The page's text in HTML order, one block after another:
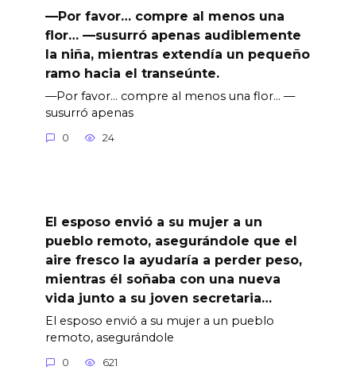
—Por favor… compre al menos una
flor… —susurró apenas audiblemente
la niña, mientras extendía un pequeño
ramo hacia el transeúnte.
—Por favor… compre al menos una flor… —
susurró apenas
0 24
El esposo envió a su mujer a un
pueblo remoto, asegurándole que el
aire fresco la ayudaría a perder peso,
mientras él soñaba con una nueva
vida junto a su joven secretaria…
El esposo envió a su mujer a un pueblo
remoto, asegurándole
0 621